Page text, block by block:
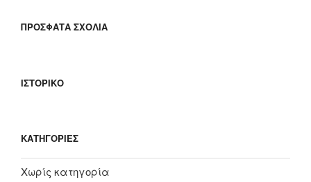
ΠΡΌΣΦΑΤΑ ΣΧΌΛΙΑ
ΙΣΤΟΡΙΚΌ
KΑΤΗΓΟΡΊΕΣ
Χωρίς κατηγορία